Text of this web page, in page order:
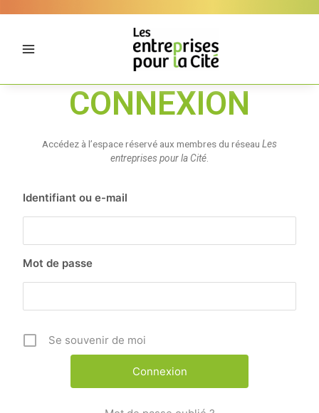
CONNEXION
Accédez à l’espace réservé aux membres du réseau Les
entreprises pour la Cité.
Identifiant ou e-mail
Mot de passe
Se souvenir de moi